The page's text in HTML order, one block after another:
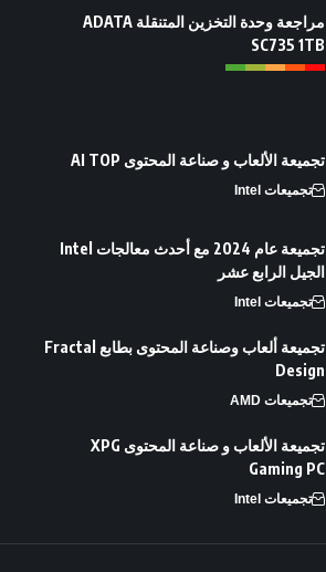
مراجعة وحدة التخزين المتنقلة ADATA
SC735 1TB
تجميعة الألعاب و صناعة المحتوى AI TOP
تجميعات Intel
تجميعة عام 2024 مع أحدث معالجات Intel
الجيل الرابع عشر
تجميعات Intel
تجميعة ألعاب وصناعة المحتوى بطابع Fractal
Design
تجميعات AMD
تجميعة الألعاب و صناعة المحتوى XPG
Gaming PC
تجميعات Intel